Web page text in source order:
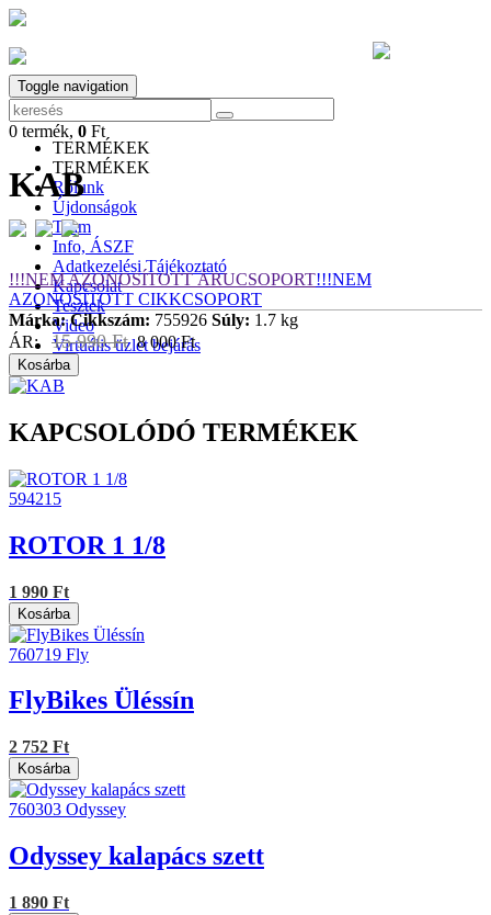
Toggle navigation
0termék,
TERMÉKEK
TERMÉKEK
Rólunk
Újdonságok
Team
Info, ÁSZF
Adatkezelési Tájékoztató
Kapcsolat
Tesztek
Video
Virtuális üzlet bejárás
0 termék, 0 Ft
KAB
!!!NEM AZONOSÍTOTT ÁRUCSOPORT!!!NEM
AZONOSÍTOTT CIKKCSOPORT
Márka:Cikkszám: 755926 Súly: 1.7 kg
ÁR: 15 990 Ft 8 000 Ft
Kosárba
KAPCSOLÓDÓ TERMÉKEK
594215
ROTOR 1 1/8
1 990 Ft
Kosárba
760719 Fly
FlyBikes Üléssín
2 752 Ft
Kosárba
760303 Odyssey
Odyssey kalapács szett
1 890 Ft